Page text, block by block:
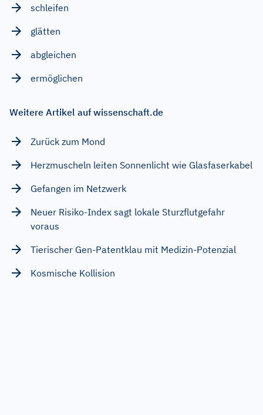
schleifen
glätten
abgleichen
ermöglichen
Weitere Artikel auf wissenschaft.de
Zurück zum Mond
Herzmuscheln leiten Sonnenlicht wie Glasfaserkabel
Gefangen im Netzwerk
Neuer Risiko-Index sagt lokale Sturzflutgefahr
voraus
Tierischer Gen-Patentklau mit Medizin-Potenzial
Kosmische Kollision